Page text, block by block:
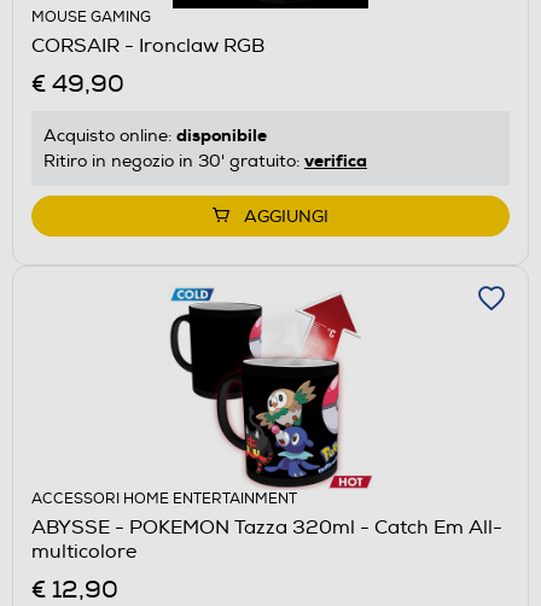
MOUSE GAMING
CORSAIR - Ironclaw RGB
€ 49,90
Acquisto online: disponibile
Ritiro in negozio in 30' gratuito: verifica
AGGIUNGI
ACCESSORI HOME ENTERTAINMENT
ABYSSE - POKEMON Tazza 320ml - Catch Em All-
multicolore
€ 12,90